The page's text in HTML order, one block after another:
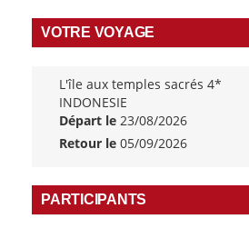
VOTRE VOYAGE
L'île aux temples sacrés 4*
INDONESIE
Départ le 23/08/2026
Retour le 05/09/2026
PARTICIPANTS